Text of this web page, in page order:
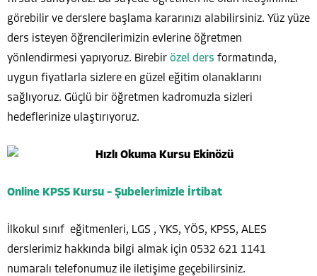
görebilir ve derslere başlama kararınızı alabilirsiniz. Yüz yüze
ders isteyen öğrencilerimizin evlerine öğretmen
yönlendirmesi yapıyoruz. Birebir özel ders formatında,
uygun fiyatlarla sizlere en güzel eğitim olanaklarını
sağlıyoruz. Güçlü bir öğretmen kadromuzla sizleri
hedeflerinize ulaştırıyoruz.
Online KPSS Kursu – Şubelerimizle İrtibat
İlkokul sınıf eğitmenleri, LGS , YKS, YÖS, KPSS, ALES
derslerimiz hakkında bilgi almak için 0532 621 1141
numaralı telefonumuz ile iletişime geçebilirsiniz.